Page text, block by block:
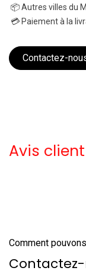
📦 Autres villes du
💳 Paiement à la
Contactez-
Avis
Comment